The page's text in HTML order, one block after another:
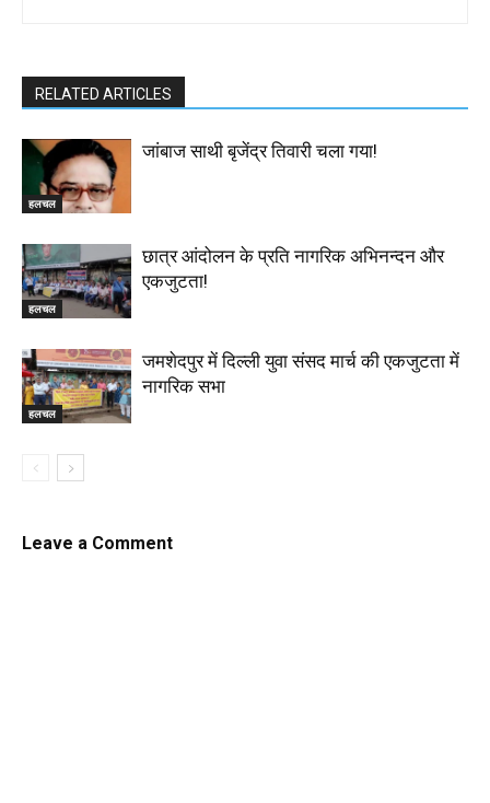
RELATED ARTICLES
हलचल
जांबाज साथी बृजेंद्र तिवारी चला गया!
हलचल
छात्र आंदोलन के प्रति नागरिक अभिनन्दन और
एकजुटता!
हलचल
जमशेदपुर में दिल्ली युवा संसद मार्च की एकजुटता में
नागरिक सभा
Leave a Comment